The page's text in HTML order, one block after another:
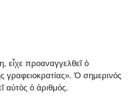
προαναγγελθεῖ ὁ
γραφειοκρατίας». Ὁ σημερινός
αὐτὸς ὁ ἀριθμός.